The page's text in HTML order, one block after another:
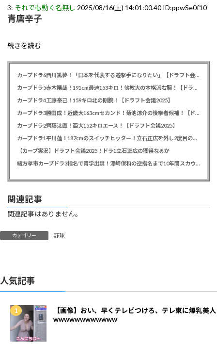
3: それでも動く名無し 2025/08/16(土) 14:01:00.40 ID:ppwSe0f10
青唐辛子
続きを読む
カープドラ6西川篤夢！「日本を代表する遊撃手になりたい」【ドラフト会議2025】
カープドラ5赤木晴哉！191cm最速153キロ！佛教大の本格派右腕！【ドラフト会議2025】
カープドラ4工藤泰己！159キロ北の剛腕！【ドラフト会議2025】
カープドラ3勝田成！近畿大163cmセカンド！菊池涼介の後継者候補！【ドラフト会議2025】
カープドラ2齊藤汰直！亜大152キロエース！【ドラフト会議2025】
カープドラ1平川蓮！187cmのスイッチヒッター！立石正広を外し2度目の重複も新井監督がクジを引き当てる！【ドラフト会議2025】
【カープ実況】ドラフト会議2025！ドラ1立石正広の獲得なるか
緒方孝市カープドラ3指名で青学出禁！澤﨑俊和の逆指名まで10年間スカウト出禁
関連記事
関連記事はありません。
カテゴリー 野球
人気記事
【画像】おい、早くテレビつけろ、テレ東に爆乳美人
wwwwwwwwwwww